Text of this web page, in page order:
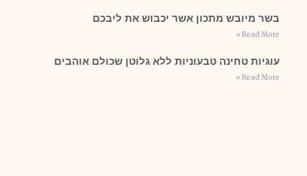
בשר מיובש מתכון אשר יכבוש את ליבכם
Read More »
עוגיות טחינה טבעוניות ללא גלוטן שכולם אוהבים
Read More »